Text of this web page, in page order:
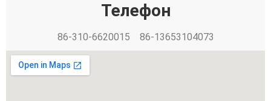
Телефон
86-310-6620015 86-13653104073